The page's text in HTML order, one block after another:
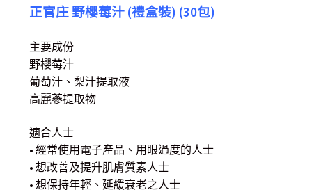
正官庄 野櫻莓汁 (禮盒裝) (30包)
主要成份
野櫻莓汁
葡萄汁、梨汁提取液
高麗蔘提取物
適合人士
• 經常使用電子產品、用眼過度的人士
• 想改善及提升肌膚質素人士
• 想保持年輕、延緩衰老之人士